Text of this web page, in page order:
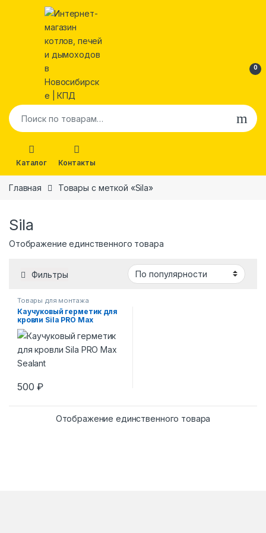
Skip to navigation
Skip to content
0
Искать:
Каталог Контакты
Главная Товары с меткой «Sila»
Sila
Отображение единственного товара
Фильтры
Товары для монтажа
Каучуковый герметик для
кровли Sila PRO Max
Sealant, All weather, серый,
290 мл SAWGR290
500₽
Отображение единственного товара